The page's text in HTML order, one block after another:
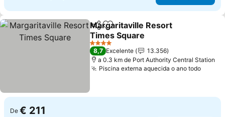
PartilharAdicionar aos favoritos
Margaritaville Resort
Times Square
4 Estrelas
8,7 Excelente
13.356
a 0.3 km de Port Authority Central Station
Piscina externa aquecida o ano todo
De € 211